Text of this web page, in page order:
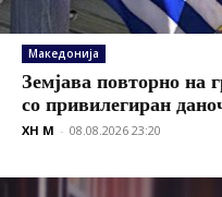
Македонија
Земјава повторно на
со привилегиран
XH M - 08.08.2026 23:20